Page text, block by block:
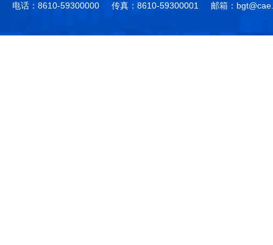
电话：8610-59300000
传真：8610-59300001 邮箱：